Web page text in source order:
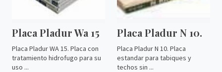
Placa Pladur Wa 15
Placa Pladur WA 15. Placa con
tratamiento hidrofugo para su
uso ...
Placa Pladur N 10.
Placa Pladur N 10. Placa
estandar para tabiques y
techos sin ...